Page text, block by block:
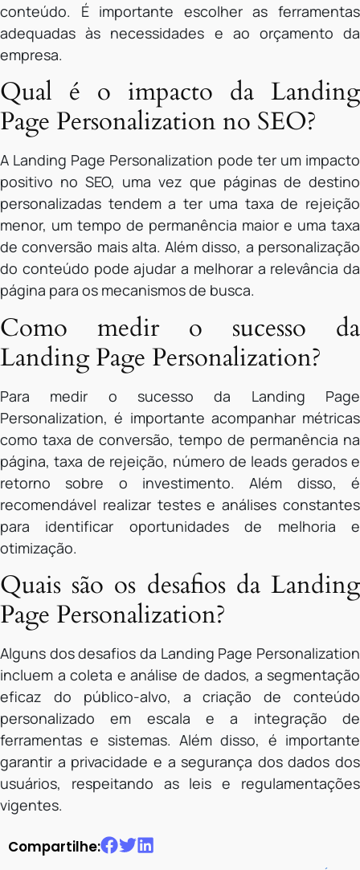
conteúdo. É importante escolher as ferramentas
adequadas às necessidades e ao orçamento da
empresa.
Qual é o impacto da Landing
Page Personalization no SEO?
A Landing Page Personalization pode ter um impacto
positivo no SEO, uma vez que páginas de destino
personalizadas tendem a ter uma taxa de rejeição
menor, um tempo de permanência maior e uma taxa
de conversão mais alta. Além disso, a personalização
do conteúdo pode ajudar a melhorar a relevância da
página para os mecanismos de busca.
Como medir o sucesso da
Landing Page Personalization?
Para medir o sucesso da Landing Page
Personalization, é importante acompanhar métricas
como taxa de conversão, tempo de permanência na
página, taxa de rejeição, número de leads gerados e
retorno sobre o investimento. Além disso, é
recomendável realizar testes e análises constantes
para identificar oportunidades de melhoria e
otimização.
Quais são os desafios da Landing
Page Personalization?
Alguns dos desafios da Landing Page Personalization
incluem a coleta e análise de dados, a segmentação
eficaz do público-alvo, a criação de conteúdo
personalizado em escala e a integração de
ferramentas e sistemas. Além disso, é importante
garantir a privacidade e a segurança dos dados dos
usuários, respeitando as leis e regulamentações
vigentes.
Compartilhe: